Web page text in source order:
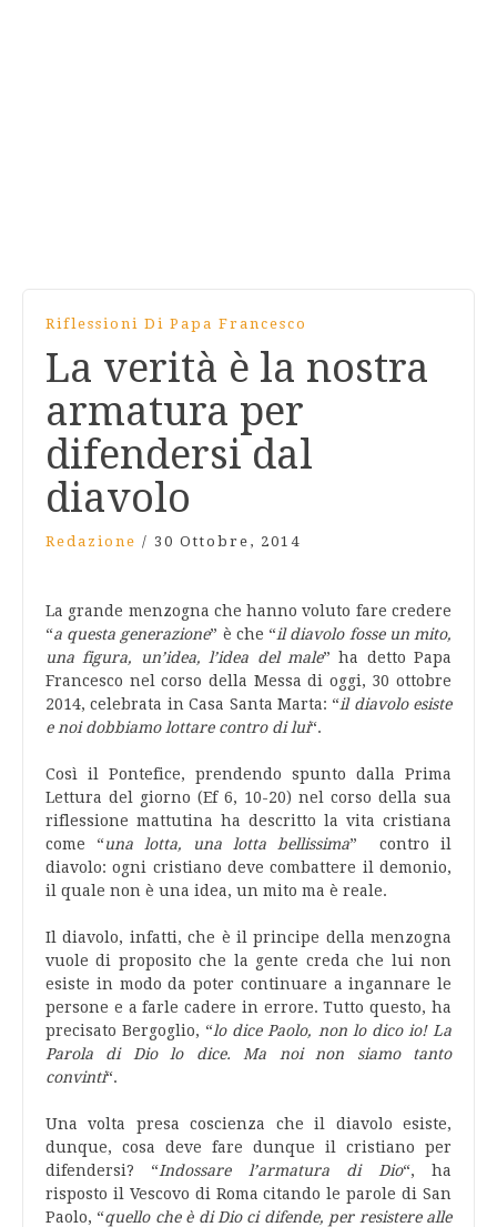
Riflessioni Di Papa Francesco
La verità è la nostra
armatura per
difendersi dal
diavolo
Redazione / 30 Ottobre, 2014
La grande menzogna che hanno voluto fare credere
“a questa generazione” è che “il diavolo fosse un mito,
una figura, un’idea, l’idea del male” ha detto Papa
Francesco nel corso della Messa di oggi, 30 ottobre
2014, celebrata in Casa Santa Marta: “il diavolo esiste
e noi dobbiamo lottare contro di lui“.
Così il Pontefice, prendendo spunto dalla Prima
Lettura del giorno (Ef 6, 10-20) nel corso della sua
riflessione mattutina ha descritto la vita cristiana
come “una lotta, una lotta bellissima” contro il
diavolo: ogni cristiano deve combattere il demonio,
il quale non è una idea, un mito ma è reale.
Il diavolo, infatti, che è il principe della menzogna
vuole di proposito che la gente creda che lui non
esiste in modo da poter continuare a ingannare le
persone e a farle cadere in errore. Tutto questo, ha
precisato Bergoglio, “lo dice Paolo, non lo dico io! La
Parola di Dio lo dice. Ma noi non siamo tanto
convinti“.
Una volta presa coscienza che il diavolo esiste,
dunque, cosa deve fare dunque il cristiano per
difendersi? “Indossare l’armatura di Dio“, ha
risposto il Vescovo di Roma citando le parole di San
Paolo, “quello che è di Dio ci difende, per resistere alle